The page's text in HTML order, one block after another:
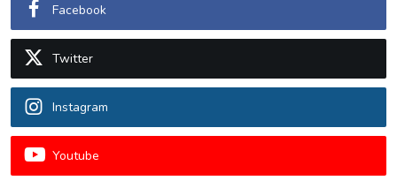
Facebook
Twitter
Instagram
Youtube